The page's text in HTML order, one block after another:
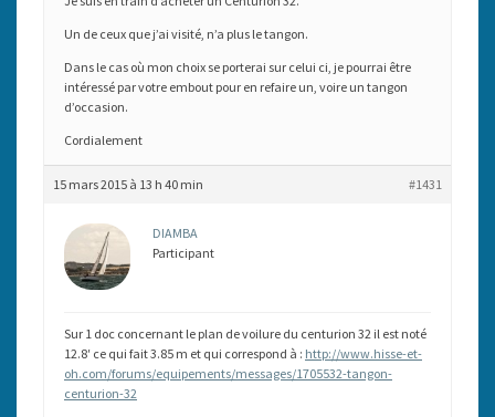
Un de ceux que j’ai visité, n’a plus le tangon.
Dans le cas où mon choix se porterai sur celui ci, je pourrai être
intéressé par votre embout pour en refaire un, voire un tangon
d’occasion.
Cordialement
15 mars 2015 à 13 h 40 min #1431
DIAMBA
Participant
Sur 1 doc concernant le plan de voilure du centurion 32 il est noté
12.8′ ce qui fait 3.85 m et qui correspond à : http://www.hisse-et-
oh.com/forums/equipements/messages/1705532-tangon-
centurion-32